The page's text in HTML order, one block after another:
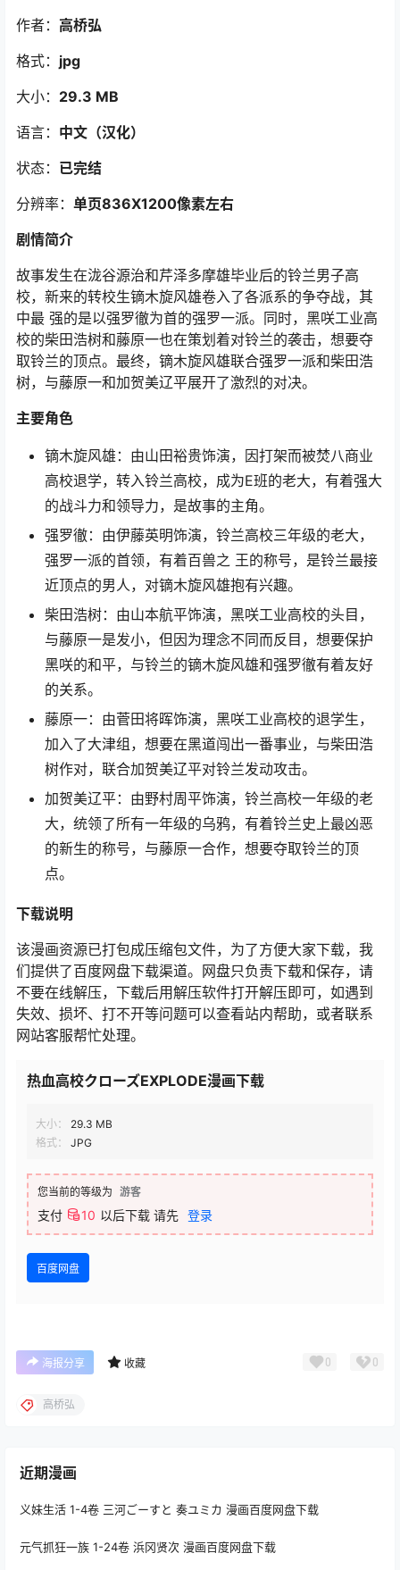
作者： 高桥弘
格式： jpg
大小： 29.3 MB
语言： 中文（汉化）
状态： 已完结
分辨率： 单页836X1200像素左右
剧情简介
故事发生在泷谷源治和芹泽多摩雄毕业后的铃兰男子高
校，新来的转校生镝木旋风雄卷入了各派系的争夺战，其
中最 强的是以强罗徹为首的强罗一派。同时，黑咲工业高
校的柴田浩树和藤原一也在策划着对铃兰的袭击，想要夺
取铃兰的顶点。最终，镝木旋风雄联合强罗一派和柴田浩
树，与藤原一和加贺美辽平展开了激烈的对决。
主要角色
镝木旋风雄：由山田裕贵饰演，因打架而被焚八商业
高校退学，转入铃兰高校，成为E班的老大，有着强大
的战斗力和领导力，是故事的主角。
强罗徹：由伊藤英明饰演，铃兰高校三年级的老大，
强罗一派的首领，有着百兽之 王的称号，是铃兰最接
近顶点的男人，对镝木旋风雄抱有兴趣。
柴田浩树：由山本航平饰演，黑咲工业高校的头目，
与藤原一是发小，但因为理念不同而反目，想要保护
黑咲的和平，与铃兰的镝木旋风雄和强罗徹有着友好
的关系。
藤原一：由菅田将晖饰演，黑咲工业高校的退学生，
加入了大津组，想要在黑道闯出一番事业，与柴田浩
树作对，联合加贺美辽平对铃兰发动攻击。
加贺美辽平：由野村周平饰演，铃兰高校一年级的老
大，统领了所有一年级的乌鸦，有着铃兰史上最凶恶
的新生的称号，与藤原一合作，想要夺取铃兰的顶
点。
下载说明
该漫画资源已打包成压缩包文件，为了方便大家下载，我
们提供了百度网盘下载渠道。网盘只负责下载和保存，请
不要在线解压，下载后用解压软件打开解压即可，如遇到
失效、损坏、打不开等问题可以查看站内帮助，或者联系
网站客服帮忙处理。
热血高校クローズEXPLODE漫画下载
大小：
29.3 MB
格式：
JPG
您当前的等级为 游客
支付 10 以后下载 请先 登录
百度网盘
海报分享 收藏 0 0
高桥弘
近期漫画
义妹生活 1-4卷 三河ごーすと 奏ユミカ 漫画百度网盘下载
元气抓狂一族 1-24卷 浜冈贤次 漫画百度网盘下载